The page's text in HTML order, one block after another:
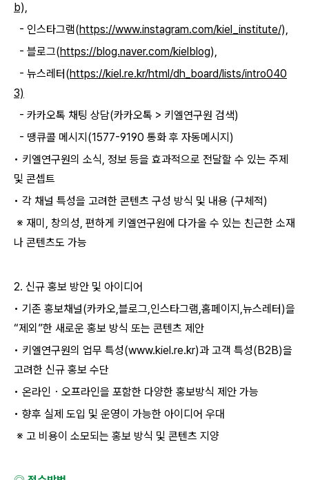
b),
- 인스타그램(https://www.instagram.com/kiel_institute/),
- 블로그(https://blog.naver.com/kielblog),
- 뉴스레터(https://kiel.re.kr/html/dh_board/lists/intro040
3)
- 카카오톡 채팅 상담(카카오톡 > 키엘연구원 검색)
- 땡큐콜 메시지(1577-9190 통화 후 자동메시지)
• 키엘연구원의 소식, 정보 등을 효과적으로 전달할 수 있는 주제
및 콘셉트
• 각 채널 특성을 고려한 콘텐츠 구성 방식 및 내용 (구체적)
※ 재미, 창의성, 편하게 키엘연구원에 다가올 수 있는 친근한 소재
나 콘텐츠도 가능
2. 신규 홍보 방안 및 아이디어
• 기존 홍보채널(카카오,블로그,인스타그램,홈페이지,뉴스레터)을
“제외”한 새로운 홍보 방식 또는 콘텐츠 제안
• 키엘연구원의 업무 특성(www.kiel.re.kr)과 고객 특성(B2B)을
고려한 신규 홍보 수단
• 온라인・오프라인을 포함한 다양한 홍보방식 제안 가능
• 향후 실제 도입 및 운영이 가능한 아이디어 우대
※ 고 비용이 소모되는 홍보 방식 및 콘텐츠 지양